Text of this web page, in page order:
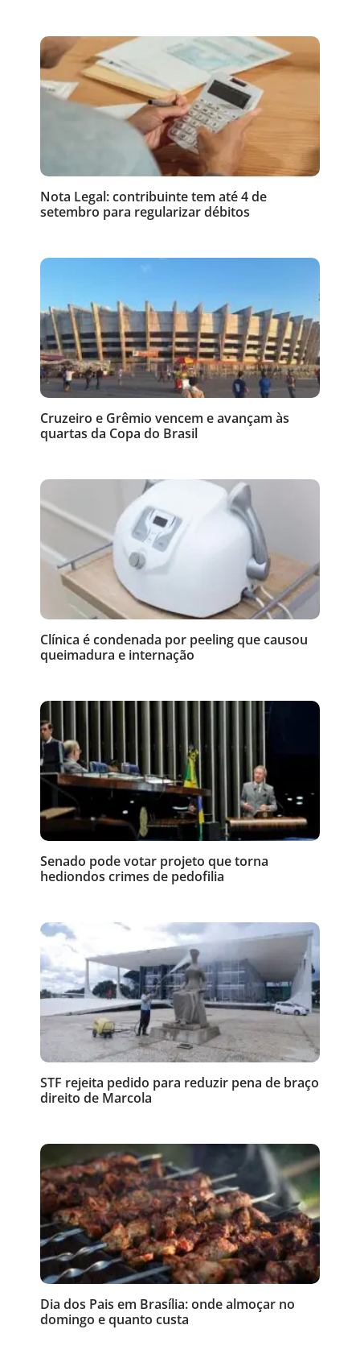
Nota Legal: contribuinte tem até 4 de
setembro para regularizar débitos
Cruzeiro e Grêmio vencem e avançam às
quartas da Copa do Brasil
Clínica é condenada por peeling que causou
queimadura e internação
Senado pode votar projeto que torna
hediondos crimes de pedofilia
STF rejeita pedido para reduzir pena de braço
direito de Marcola
Dia dos Pais em Brasília: onde almoçar no
domingo e quanto custa